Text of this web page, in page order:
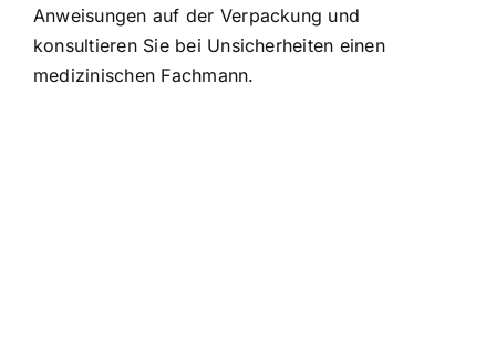
Anweisungen auf der Verpackung und
konsultieren Sie bei Unsicherheiten einen
medizinischen Fachmann.